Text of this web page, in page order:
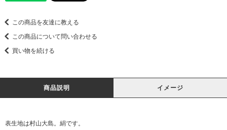
この商品を友達に教える
この商品について問い合わせる
買い物を続ける
商品説明 イメージ
表生地は村山大島。絹です。